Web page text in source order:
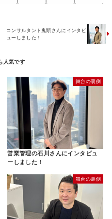
コンサルタント鬼頭さんにインタビ
ューしました！
舞台の裏側
営業管理の石川さんにインタビュ
ーしました！
舞台の裏側